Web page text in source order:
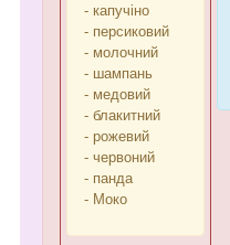
- капучіно
- персиковий
- молочний
- шампань
- медовий
- блакитний
- рожевий
- червоний
- панда
- Моко